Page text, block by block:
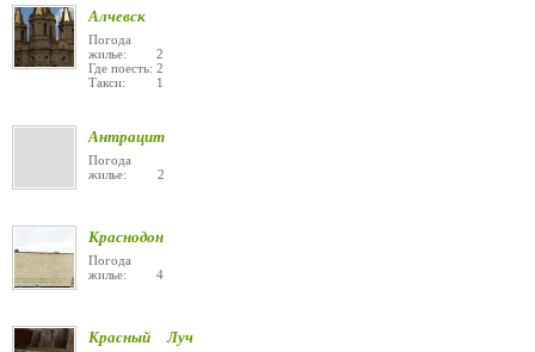
Алчевск
Погода
жилье: 2
Где поесть: 2
Такси: 1
Антрацит
Погода
жилье: 2
Краснодон
Погода
жилье: 4
Красный Луч